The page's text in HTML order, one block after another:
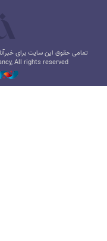
تمامی حقوق این سایت برای
All rights reserved